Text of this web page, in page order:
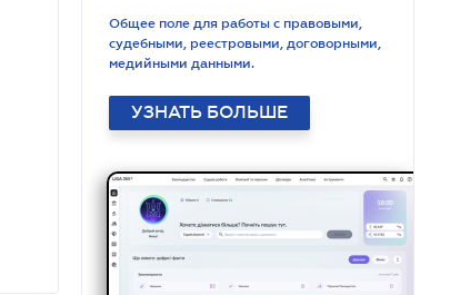
Общее поле для работы с правовыми,
судебными, реестровыми, договорными,
медийными данными.
УЗНАТЬ БОЛЬШЕ